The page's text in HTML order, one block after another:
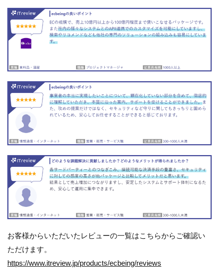
お客様からいただいたレビューの一覧はこちらからご確認い
ただけます。
https://www.itreview.jp/products/ecbeing/reviews